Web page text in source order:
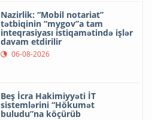
Nazirlik: “Mobil notariat”
tətbiqinin “mygov”a tam
inteqrasiyası istiqamətində işlər
davam etdirilir
06-08-2026
Beş İcra Hakimiyyəti İT
sistemlərini “Hökumət
buludu”na köçürüb